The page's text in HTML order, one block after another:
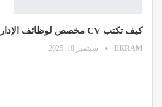
كيف تكتب CV مخصص لوظائف الإدارة
EKRAM سبتمبر 18, 2025